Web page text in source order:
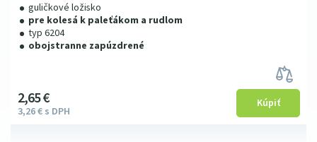
guličkové ložisko
pre kolesá k paleťákom a rudlom
typ 6204
obojstranne zapúzdrené
2 65€
3 26€ s DPH